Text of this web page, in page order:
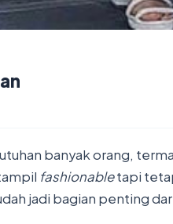
banyak orang,
fashionabletapi
jadi bagian penting